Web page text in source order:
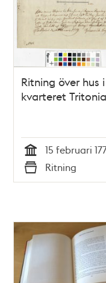
Ritning över hus i
kvarteret Tritonia
Tid
15 februari
Typ
Ritning